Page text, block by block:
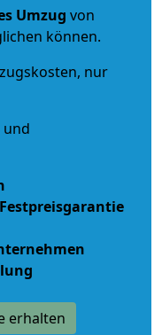
Umzug von
können.
nur
und
erhalten